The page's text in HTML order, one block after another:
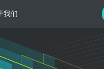
我们